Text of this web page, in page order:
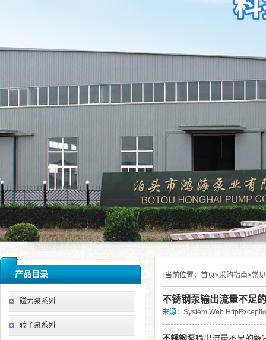
当前位置： 首页>采购指南>常
不锈钢泵输出流量不足
来源：
产品目录
磁力泵系列
转子泵系列